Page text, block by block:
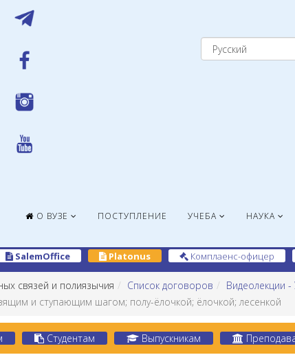
О ВУЗЕ ПОСТУПЛЕНИЕ УЧЕБА НАУКА
SalemOffice Platonus Комплаенс-офицер
связей и полиязычия Список договоров
Видеолекции
и ступающим шагом; полу-ёлочкой; ёлочкой; лесенкой
Студентам Выпускникам